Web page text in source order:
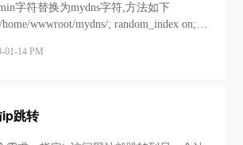
字符替换为mydns字符,方法如下
wwwroot/mydns/; random_index on;
01-14 PM
跳转